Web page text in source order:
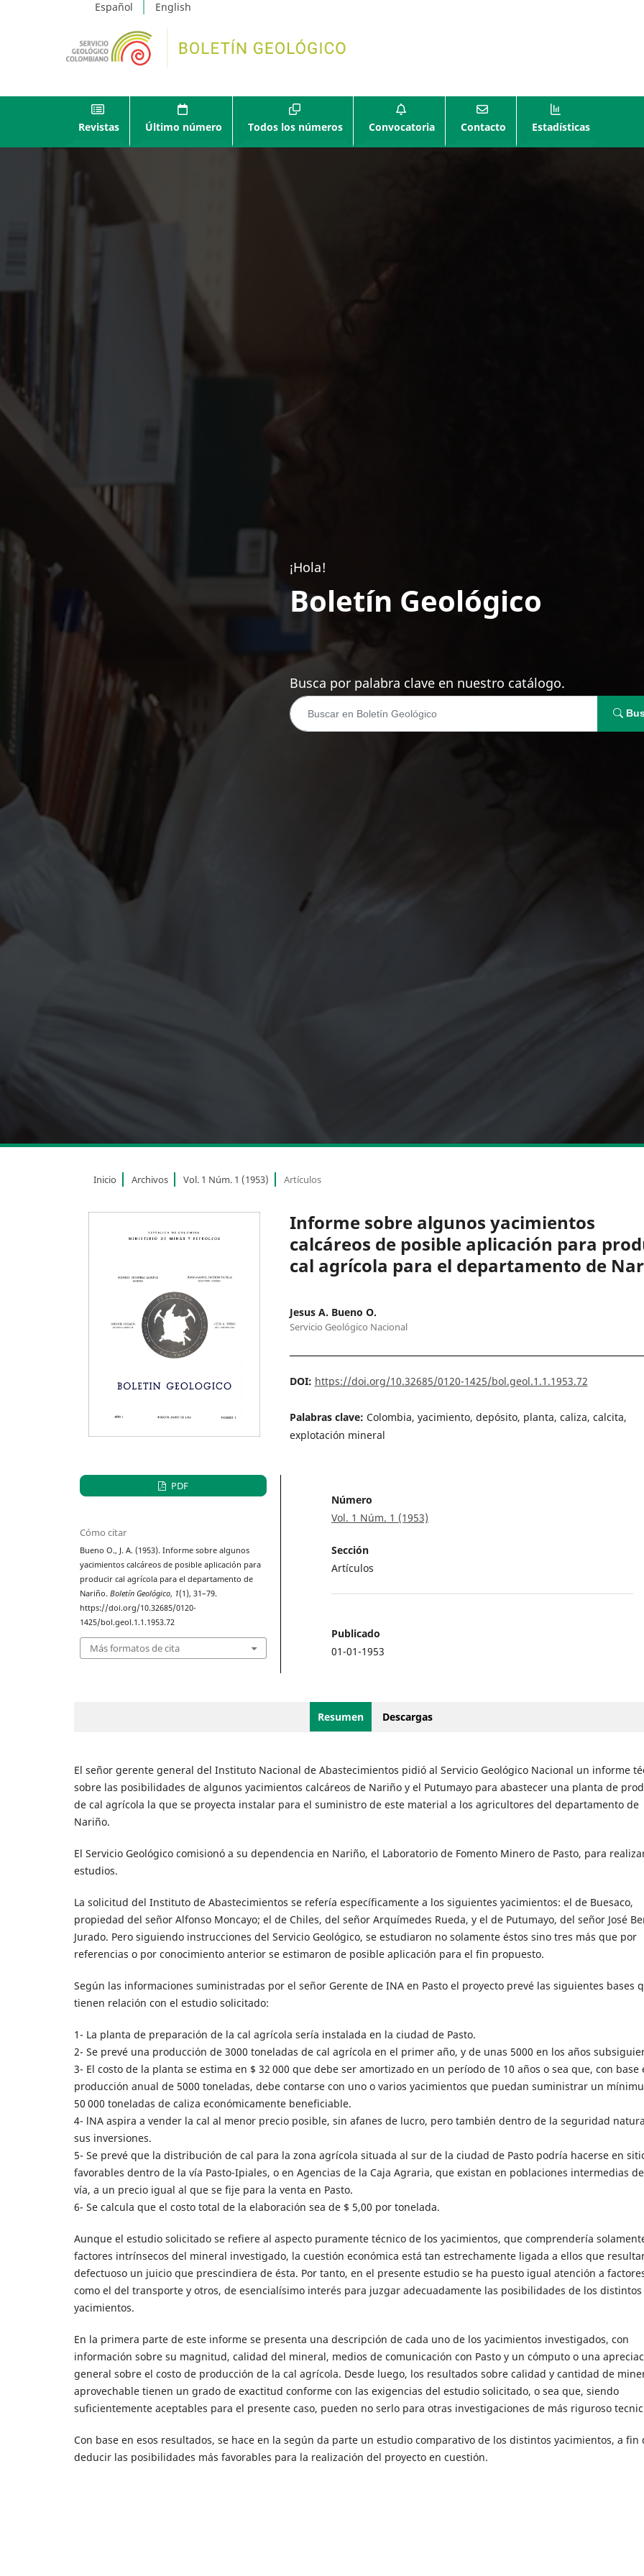
Español English
Revistas Último número Todos los números Convocatoria Contacto Estadísticas
¡Hola!
Boletín Geológico
Busca por palabra clave en nuestro catálogo.
Inicio Archivos Vol. 1 Núm. 1 (1953) Artículos
Informe sobre algunos yacimientos
calcáreos de posible aplicación para
cal agrícola para el departamento de
Jesus A. Bueno O.
Servicio Geológico Nacional
DOI: https://doi.org/10.32685/0120-1425/bol.geol.1.1.1953.72
Palabras clave: Colombia, yacimiento, depósito, planta, caliza, calcita,
explotación mineral
PDF
Cómo citar
Bueno O., J. A. (1953). Informe sobre algunos
yacimientos calcáreos de posible aplicación para
producir cal agrícola para el departamento de
Nariño.Boletín Geológico, 1(1), 31–79.
https://doi.org/10.32685/0120-
1425/bol.geol.1.1.1953.72
Más formatos de cita
Número
Vol. 1 Núm. 1 (1953)
Sección
Artículos
Publicado
01-01-1953
Resumen Descargas
El señor gerente general del Instituto Nacional de Abastecimientos pidió al Servicio Geológico Nacional un informe
sobre las posibilidades de algunos yacimientos calcáreos de Nariño y el Putumayo para abastecer una planta de
de cal agrícola la que se proyecta instalar para el suministro de este material a los agricultores del departamento de
Nariño.
El Servicio Geológico comisionó a su dependencia en Nariño, el Laboratorio de Fomento Minero de Pasto, para
estudios.
La solicitud del Instituto de Abastecimientos se refería específicamente a los siguientes yacimientos: el de Buesaco,
propiedad del señor Alfonso Moncayo; el de Chiles, del señor Arquímedes Rueda, y el de Putumayo, del señor José
Jurado. Pero siguiendo instrucciones del Servicio Geológico, se estudiaron no solamente éstos sino tres más que por
referencias o por conocimiento anterior se estimaron de posible aplicación para el fin propuesto.
Según las informaciones suministradas por el señor Gerente de INA en Pasto el proyecto prevé las siguientes bases
tienen relación con el estudio solicitado:
1- La planta de preparación de la cal agrícola sería instalada en la ciudad de Pasto.
2- Se prevé una producción de 3000 toneladas de cal agrícola en el primer año, y de unas 5000 en los años
3- El costo de la planta se estima en $ 32 000 que debe ser amortizado en un período de 10 años o sea que, con base
producción anual de 5000 toneladas, debe contarse con uno o varios yacimientos que puedan suministrar un
50 000 toneladas de caliza económicamente beneficiable.
4- lNA aspira a vender la cal al menor precio posible, sin afanes de lucro, pero también dentro de la seguridad
sus inversiones.
5- Se prevé que la distribución de cal para la zona agrícola situada al sur de la ciudad de Pasto podría hacerse en
favorables dentro de la vía Pasto-Ipiales, o en Agencias de la Caja Agraria, que existan en poblaciones intermedias
vía, a un precio igual al que se fije para la venta en Pasto.
6- Se calcula que el costo total de la elaboración sea de $ 5,00 por tonelada.
Aunque el estudio solicitado se refiere al aspecto puramente técnico de los yacimientos, que comprendería
factores intrínsecos del mineral investigado, la cuestión económica está tan estrechamente ligada a ellos que
defectuoso un juicio que prescindiera de ésta. Por tanto, en el presente estudio se ha puesto igual atención a
como el del transporte y otros, de esencialísimo interés para juzgar adecuadamente las posibilidades de los distintos
yacimientos.
En la primera parte de este informe se presenta una descripción de cada uno de los yacimientos investigados, con
información sobre su magnitud, calidad del mineral, medios de comunicación con Pasto y un cómputo o una
general sobre el costo de producción de la cal agrícola. Desde luego, los resultados sobre calidad y cantidad de
aprovechable tienen un grado de exactitud conforme con las exigencias del estudio solicitado, o sea que, siendo
suficientemente aceptables para el presente caso, pueden no serlo para otras investigaciones de más riguroso
Con base en esos resultados, se hace en la según da parte un estudio comparativo de los distintos yacimientos, a fin
deducir las posibilidades más favorables para la realización del proyecto en cuestión.